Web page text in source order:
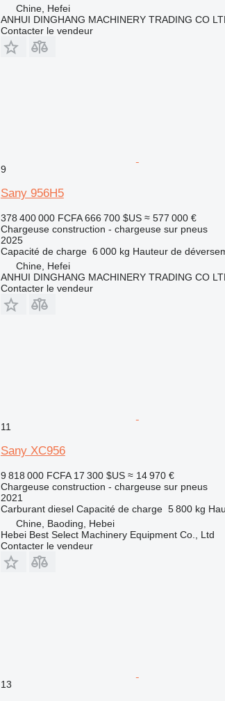
Chine, Hefei
ANHUI DINGHANG MACHINERY TRADING CO
Contacter le vendeur
9
Sany 956H5
378 400 000 FCFA 666 700 $US ≈ 577 000 €
Chargeuse construction - chargeuse sur pneus
2025
Capacité de charge 6 000 kg Hauteur de
Chine, Hefei
ANHUI DINGHANG MACHINERY TRADING CO
Contacter le vendeur
11
Sany XC956
9 818 000 FCFA 17 300 $US ≈ 14 970 €
Chargeuse construction - chargeuse sur pneus
2021
Carburant diesel Capacité de charge 5 800 kg
Chine, Baoding, Hebei
Hebei Best Select Machinery Equipment Co., Ltd
Contacter le vendeur
13